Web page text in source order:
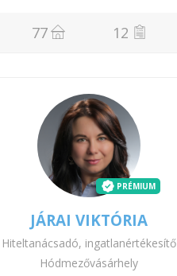
77 12
PRÉMIUM
JÁRAI VIKTÓRIA
Hiteltanácsadó, ingatlanértékesítő
Hódmezővásárhely